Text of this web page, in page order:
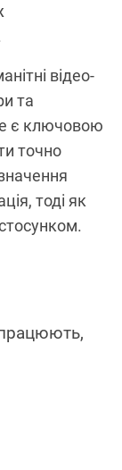
відео-
та
є ключовою
точно
тоді як